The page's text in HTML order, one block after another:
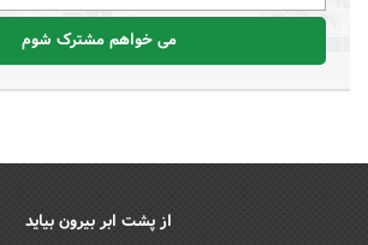
می خواهم مشترک شوم
از پشت ابر بیرون بیاید